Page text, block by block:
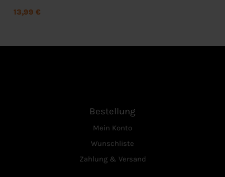
13,99 €
Bestellung
Mein Konto
Wunschliste
Zahlung & Versand